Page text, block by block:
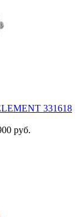
331618
руб.